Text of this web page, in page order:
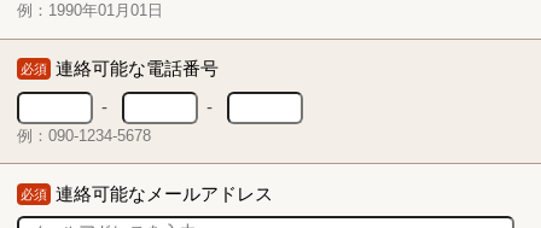
例：1990年01月01日
必須 連絡可能な電話番号
-
-
例：090-1234-5678
必須 連絡可能なメールアドレス